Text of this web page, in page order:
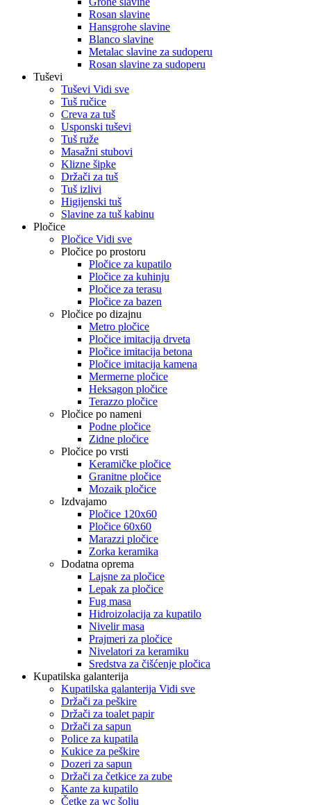
Rosan slavine
Hansgrohe slavine
Blanco slavine
Metalac slavine za sudoperu
Rosan slavine za sudoperu
Tuševi
Tuševi Vidi sve
Tuš ručice
Creva za tuš
Usponski tuševi
Tuš ruže
Masažni stubovi
Klizne šipke
Držači za tuš
Tuš izlivi
Higijenski tuš
Slavine za tuš kabinu
Pločice
Pločice Vidi sve
Pločice po prostoru
Pločice za kupatilo
Pločice za kuhinju
Pločice za terasu
Pločice za bazen
Pločice po dizajnu
Metro pločice
Pločice imitacija drveta
Pločice imitacija betona
Pločice imitacija kamena
Mermerne pločice
Heksagon pločice
Terazzo pločice
Pločice po nameni
Podne pločice
Zidne pločice
Pločice po vrsti
Keramičke pločice
Granitne pločice
Mozaik pločice
Izdvajamo
Pločice 120x60
Pločice 60x60
Marazzi pločice
Zorka keramika
Dodatna oprema
Lajsne za pločice
Lepak za pločice
Fug masa
Hidroizolacija za kupatilo
Nivelir masa
Prajmeri za pločice
Nivelatori za keramiku
Sredstva za čišćenje pločica
Kupatilska galanterija
Kupatilska galanterija Vidi sve
Držači za peškire
Držači za toalet papir
Držači za sapun
Police za kupatila
Kukice za peškire
Dozeri za sapun
Držači za četkice za zube
Kante za kupatilo
Četke za wc šolju